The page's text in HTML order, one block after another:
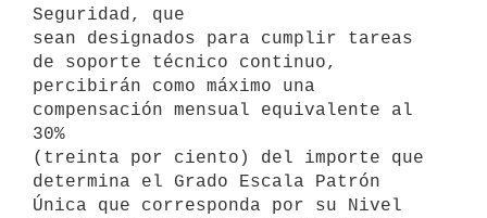
Seguridad, que
sean designados para cumplir tareas
de soporte técnico continuo,
percibirán como máximo una
compensación mensual equivalente al
30%
(treinta por ciento) del importe que
determina el Grado Escala Patrón
Única que corresponda por su Nivel